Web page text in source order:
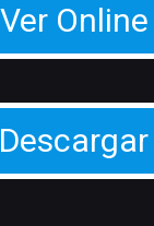
Ver Online
Descargar